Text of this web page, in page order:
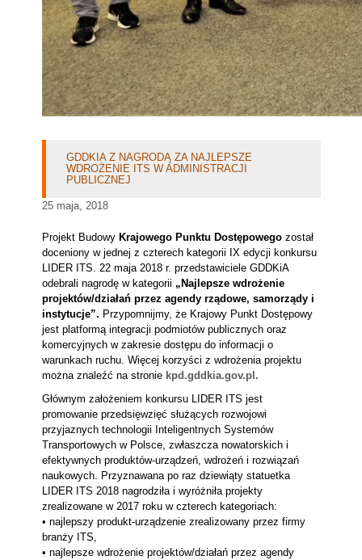
GDDKIA Z NAGRODĄ ZA NAJLEPSZE
WDROŻENIE ITS W ADMINISTRACJI
PUBLICZNEJ
25 maja, 2018
Projekt Budowy Krajowego Punktu Dostępowegozostał
doceniony w jednej z czterech kategorii IX edycji konkursu
LIDER ITS. 22 maja 2018 r. przedstawiciele GDDKiA
odebrali nagrodę w kategorii „Najlepsze wdrożenie
projektów/działań przez agendy rządowe, samorządy i
instytucje”. Przypomnijmy, że Krajowy Punkt Dostępowy
jest platformą integracji podmiotów publicznych oraz
komercyjnych w zakresie dostępu do informacji o
warunkach ruchu. Więcej korzyści z wdrożenia projektu
można znaleźć na stronie kpd.gddkia.gov.pl.
Głównym założeniem konkursu LIDER ITS jest
promowanie przedsięwzięć służących rozwojowi
przyjaznych technologii Inteligentnych Systemów
Transportowych w Polsce, zwłaszcza nowatorskich i
efektywnych produktów-urządzeń, wdrożeń i rozwiązań
naukowych. Przyznawana po raz dziewiąty statuetka
LIDER ITS 2018 nagrodziła i wyróżniła projekty
zrealizowane w 2017 roku w czterech kategoriach:
• najlepszy produkt-urządzenie zrealizowany przez firmy
branży ITS,
• najlepsze wdrożenie projektów/działań przez agendy